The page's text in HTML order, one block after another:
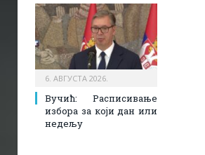
6. АВГУСТА 2026.
Вучић: Расписивање
избора за који дан или
недељу